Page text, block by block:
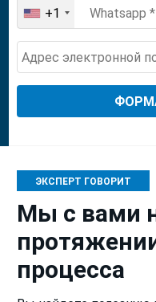
United
States
+1
+1
ЭКСПЕРТ ГОВОРИТ
Мы с вами
процесса